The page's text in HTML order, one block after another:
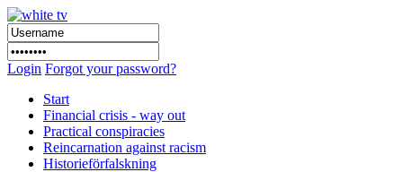
Login Forgot your password?
Start
Financial crisis - way out
Practical conspiracies
Reincarnation against racism
Historieförfalskning